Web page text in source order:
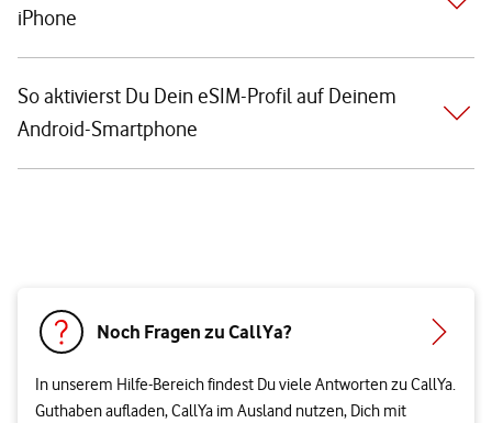
iPhone
So aktivierst Du Dein eSIM-Profil auf Deinem
Android-Smartphone
Noch Fragen zu CallYa?
In unserem Hilfe-Bereich findest Du viele Antworten zu CallYa.
Guthaben aufladen, CallYa im Ausland nutzen, Dich mit